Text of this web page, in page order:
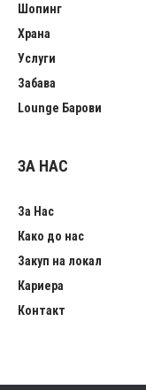
Шопинг
Храна
Услуги
Забава
Lounge Барови
ЗА НАС
За Нас
Како до нас
Закуп на локал
Кариера
Контакт